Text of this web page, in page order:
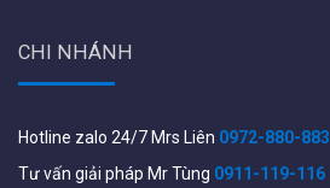
Camera
Đầu ghi 8
1 HDD
CHI NHÁNH
Hotline zalo 24/7 Mrs Liên 0972-880-883
Tư vấn giải pháp Mr Tùng 0911-119-116